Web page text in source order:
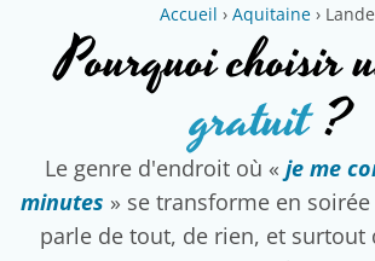
Accueil › Aquitaine ›
Pourquoi choisir
gratuit?
Le genre d'endroit où « je me
minutes » se transforme en
parle de tout, de rien, et